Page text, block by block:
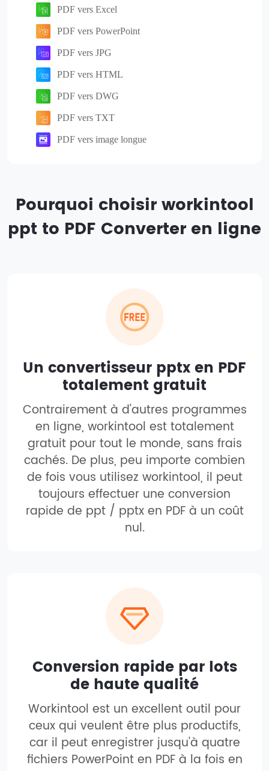
PDF vers Excel
PDF vers PowerPoint
PDF vers JPG
PDF vers HTML
PDF vers DWG
PDF vers TXT
PDF vers image longue
Pourquoi choisir workintool
ppt to PDF Converter en ligne
Un convertisseur pptx en PDF
totalement gratuit
Contrairement à d'autres programmes
en ligne, workintool est totalement
gratuit pour tout le monde, sans frais
cachés. De plus, peu importe combien
de fois vous utilisez workintool, il peut
toujours effectuer une conversion
rapide de ppt / pptx en PDF à un coût
nul.
Conversion rapide par lots
de haute qualité
Workintool est un excellent outil pour
ceux qui veulent être plus productifs,
car il peut enregistrer jusqu'à quatre
fichiers PowerPoint en PDF à la fois en